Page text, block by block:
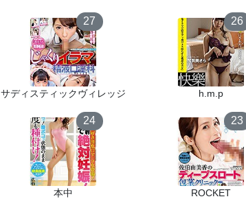
27
サディスティックヴィレッジ
26
h.m.p
24
本中
23
ROCKET